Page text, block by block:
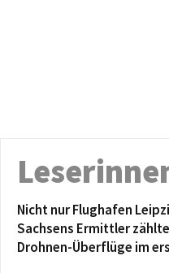
Nicht nur Flughafen
Sachsens Ermittler
Drohnen-Überflüge im